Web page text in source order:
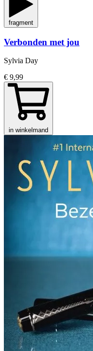
fragment
Verbonden met jou
Sylvia Day
€ 9,99
in winkelmand